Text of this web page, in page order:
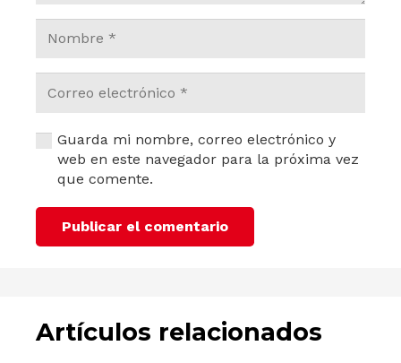
Guarda mi nombre, correo electrónico y
web en este navegador para la próxima vez
que comente.
Publicar el comentario
Artículos relacionados